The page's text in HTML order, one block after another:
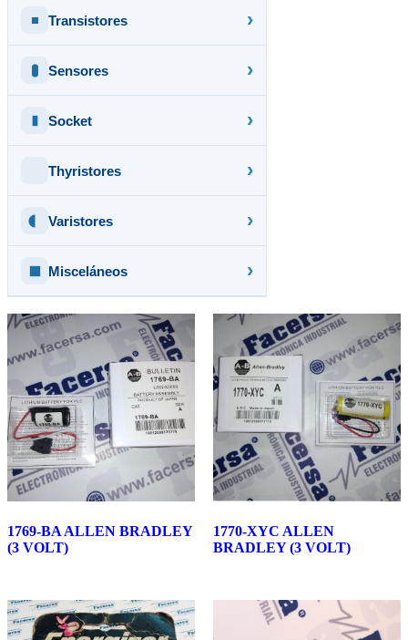
Transistores
Sensores
Socket
Thyristores
Varistores
Misceláneos
1769-BA ALLEN BRADLEY
(3 VOLT)
1770-XYC ALLEN
BRADLEY (3 VOLT)